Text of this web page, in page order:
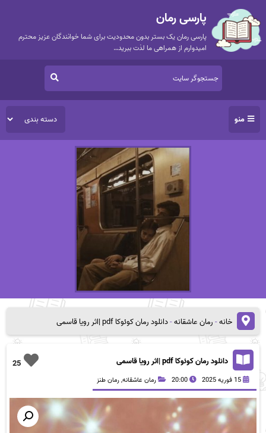
پارسی رمان
پارسی رمان یک بستر بدون محدودیت برای شما خوانندگان عزیز محترم
امیدوارم از همراهی ما لذت ببرید…
منو
خانه-رمان عاشقانه-دانلود رمان کوئوکا pdf |اثر رویا قاسمی
25 دانلود رمان کوئوکا pdf |اثر رویا قاسمی
15 فوریه 2025 20:00 رمان عاشقانه,رمان طنز